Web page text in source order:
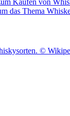
Kaufen von
das Thema